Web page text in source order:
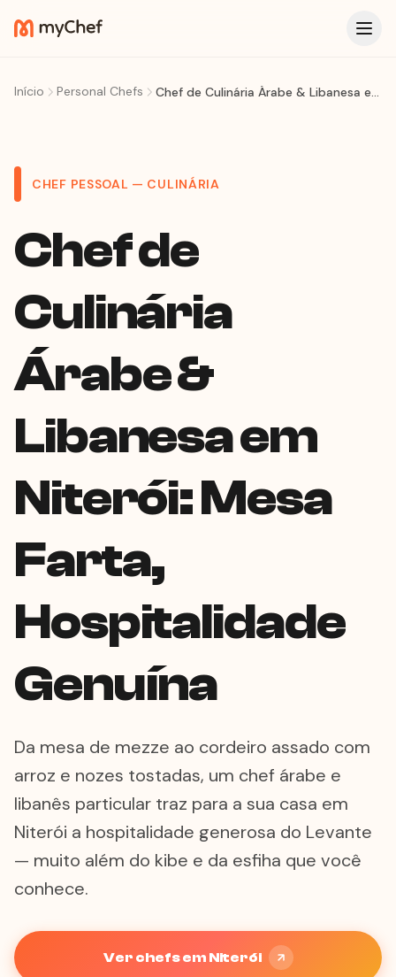
Início Personal Chefs Chef de Culinária Árabe & Libanesa em Niterói: Mesa Farta, Hospitalidade Genuína
CHEF PESSOAL — CULINÁRIA
Chef de
Culinária
Árabe &
Libanesa em
Niterói: Mesa
Farta,
Hospitalidade
Genuína
Da mesa de mezze ao cordeiro assado com
arroz e nozes tostadas, um chef árabe e
libanês particular traz para a sua casa em
Niterói a hospitalidade generosa do Levante
— muito além do kibe e da esfiha que você
conhece.
Ver chefs em Niterói